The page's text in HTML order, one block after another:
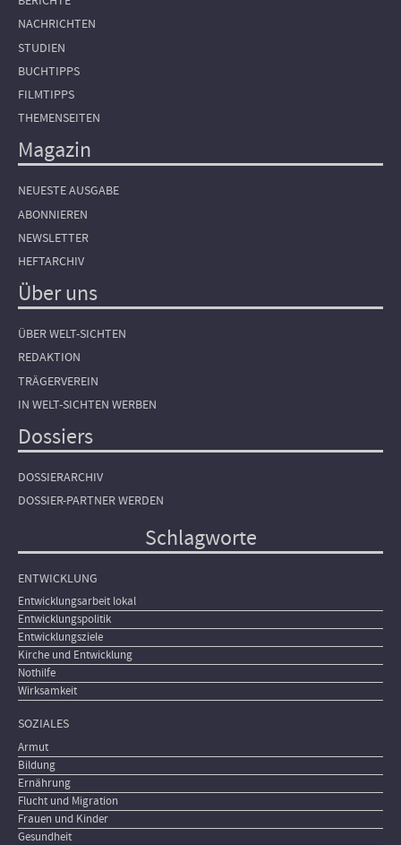
NACHRICHTEN
STUDIEN
BUCHTIPPS
FILMTIPPS
THEMENSEITEN
Magazin
NEUESTE AUSGABE
ABONNIEREN
NEWSLETTER
HEFTARCHIV
Über uns
ÜBER WELT-SICHTEN
REDAKTION
TRÄGERVEREIN
IN WELT-SICHTEN WERBEN
Dossiers
DOSSIERARCHIV
DOSSIER-PARTNER WERDEN
Schlagworte
ENTWICKLUNG
Entwicklungsarbeit lokal
Entwicklungspolitik
Entwicklungsziele
Kirche und Entwicklung
Nothilfe
Wirksamkeit
SOZIALES
Armut
Bildung
Ernährung
Flucht und Migration
Frauen und Kinder
Gesundheit